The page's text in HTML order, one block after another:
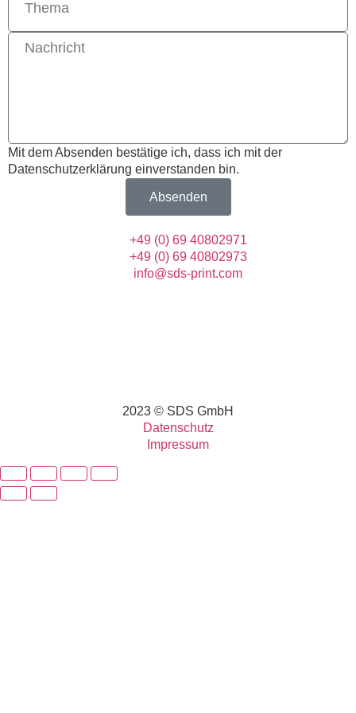
Mit dem Absenden bestätige ich, dass ich mit der
Datenschutzerklärung einverstanden bin.
Absenden
+49 (0) 69 40802971
+49 (0) 69 40802973
info@sds-print.com
2023 © SDS GmbH
Datenschutz
Impressum